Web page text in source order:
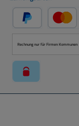
PayPal
Rechnung nur für Firmen Kommunen